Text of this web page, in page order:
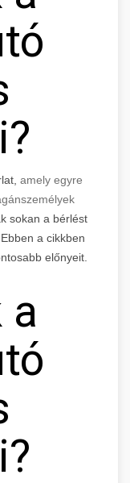
amely egyre
sokan a bérlést
a cikkben
előnyeit.
a